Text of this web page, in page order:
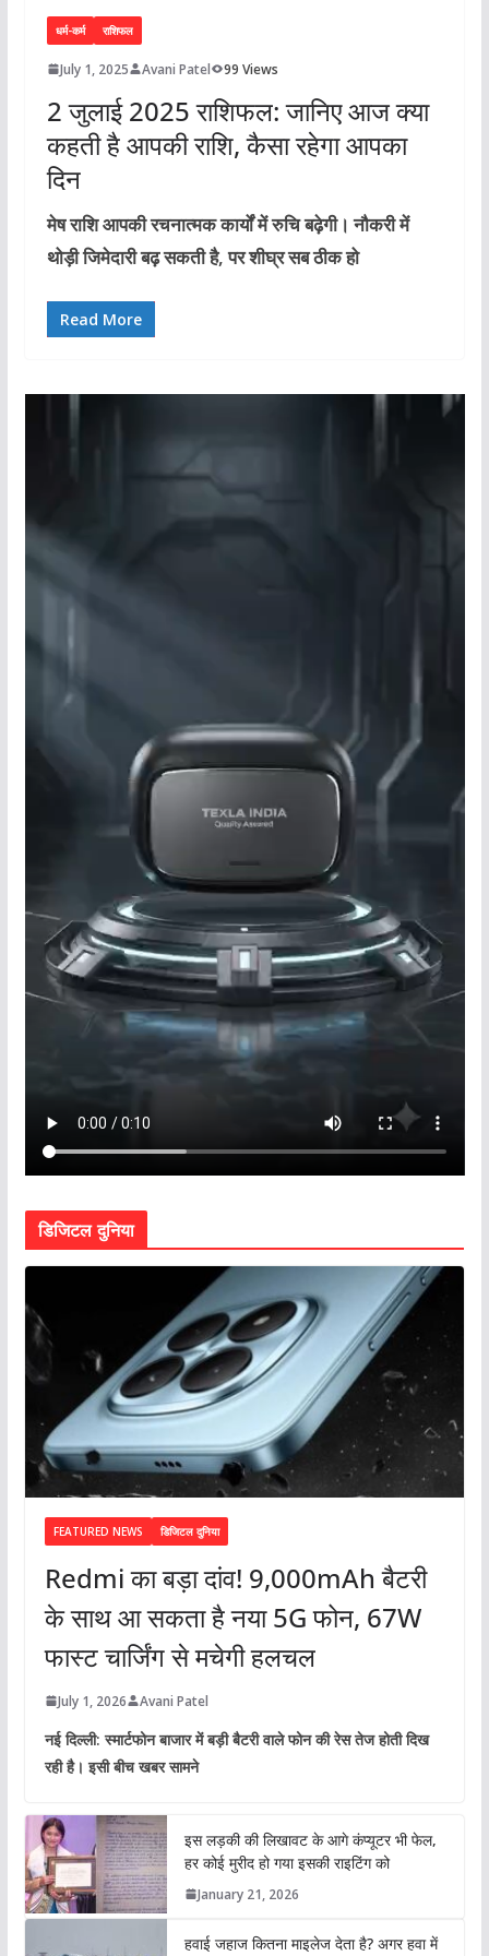
धर्म-कर्म राशिफल
July 1, 2025 Avani Patel 99 Views
2 जुलाई 2025 राशिफल: जानिए आज क्या
कहती है आपकी राशि, कैसा रहेगा आपका
दिन
मेष राशि आपकी रचनात्मक कार्यों में रुचि बढ़ेगी। नौकरी में
थोड़ी जिमेदारी बढ़ सकती है, पर शीघ्र सब ठीक हो
Read More
डिजिटल दुनिया
FEATURED NEWS डिजिटल दुनिया
Redmi का बड़ा दांव! 9,000mAh बैटरी
के साथ आ सकता है नया 5G फोन, 67W
फास्ट चार्जिंग से मचेगी हलचल
July 1, 2026 Avani Patel
नई दिल्ली: स्मार्टफोन बाजार में बड़ी बैटरी वाले फोन की रेस तेज होती दिख
रही है। इसी बीच खबर सामने
इस लड़की की लिखावट के आगे कंप्यूटर भी फेल,
हर कोई मुरीद हो गया इसकी राइटिंग को
January 21, 2026
हवाई जहाज कितना माइलेज देता है? अगर हवा में